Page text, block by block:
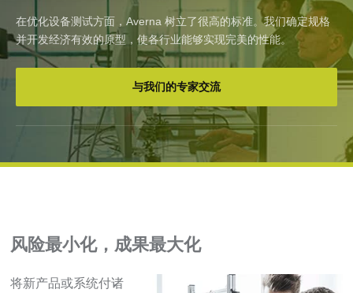
在优化设备测试方面，Averna 树立了很高的标准。我们确定规格
并开发经济有效的原型，使各行业能够实现完美的性能。
与我们的专家交流
风险最小化，成果最大化
将新产品或系统付诸